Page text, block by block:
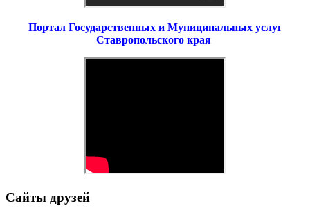
Портал Государственных и Муниципальных услуг
Ставропольского края
Сайты друзей